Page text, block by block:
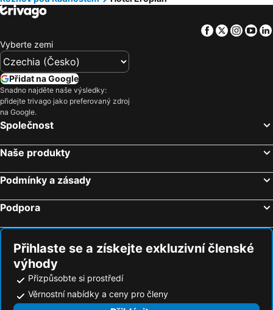
Facebook
Twitter
Vyberte zemi
Přidat na Google
Snadno najděte naše výsledky:
přidejte trivago jako preferovaný zdroj
na Google.
Společnost
Naše produkty
Podmínky a zásady
Podpora
Přihlaste se a získejte exkluzivní členské
výhody
Přizpůsobte si prostředí
Věrnostní nabídky a ceny pro členy